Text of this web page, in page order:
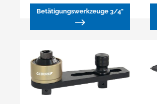
Betätigungswerkzeuge 3/4"